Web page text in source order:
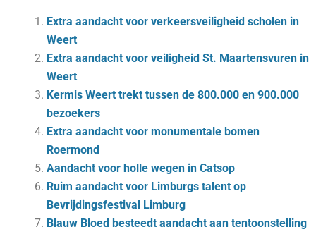
Extra aandacht voor verkeersveiligheid scholen in
Weert
Extra aandacht voor veiligheid St. Maartensvuren in
Weert
Kermis Weert trekt tussen de 800.000 en 900.000
bezoekers
Extra aandacht voor monumentale bomen
Roermond
Aandacht voor holle wegen in Catsop
Ruim aandacht voor Limburgs talent op
Bevrijdingsfestival Limburg
Blauw Bloed besteedt aandacht aan tentoonstelling